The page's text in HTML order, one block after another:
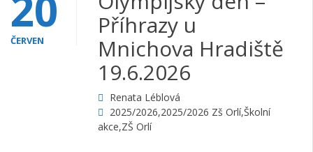
ČERVEN
Příhrazy u
Mnichova Hradiště
19.6.2026
Renata Léblová
2025/2026,2025/2026 Zš Orlí,Školní
akce,ZŠ Orlí